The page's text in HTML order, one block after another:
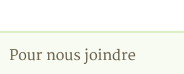
Pour nous joindre